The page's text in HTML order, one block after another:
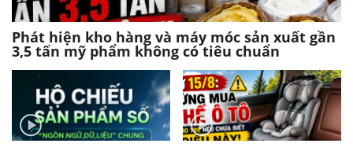
Phát hiện kho hàng và máy móc sản xuất gần
3,5 tấn mỹ phẩm không có tiêu chuẩn